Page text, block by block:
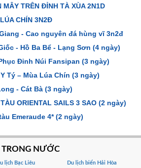
MÂY TRÊN ĐỈNH TÀ XÙA 2N1D
CHÍN 3N2Đ
- Cao nguyên đá hùng vĩ 3n2đ
- Hồ Ba Bể - Lạng Sơn (4 ngày)
Đỉnh Núi Fansipan (3 ngày)
Tý – Mùa Lúa Chín (3 ngày)
- Cát Bà (3 ngày)
ORIENTAL SAILS 3 SAO (2 ngày)
Emeraude 4* (2 ngày)
TRONG NƯỚC
lịch Bạc Liêu
Du lịch biển Hải Hòa